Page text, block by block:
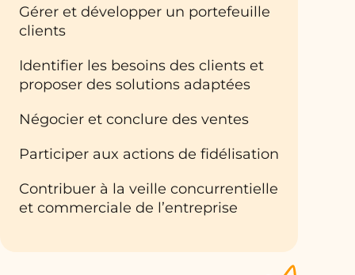
Gérer et développer un portefeuille
clients
Identifier les besoins des clients et
proposer des solutions adaptées
Négocier et conclure des ventes
Participer aux actions de fidélisation
Contribuer à la veille concurrentielle
et commerciale de l’entreprise